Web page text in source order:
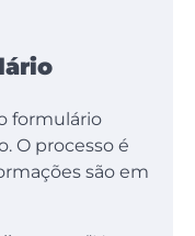
formulário
O processo é
são em